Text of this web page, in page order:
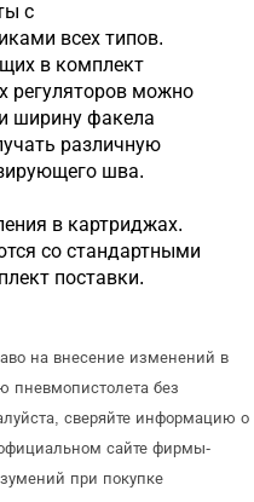
с
всех типов.
в комплект
регуляторов можно
ширину факела
различную
шва.
в картриджах.
со стандартными
поставки.
на внесение изменений в
пневмопистолета без
сверяйте информацию о
сайте фирмы-
при покупке